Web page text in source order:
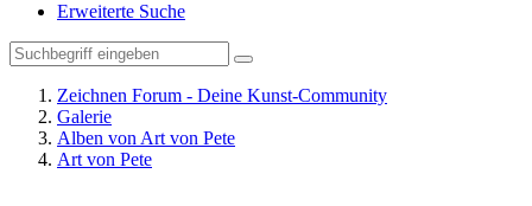
Erweiterte Suche
Zeichnen Forum - Deine Kunst-Community
Galerie
Alben von Art von Pete
Art von Pete